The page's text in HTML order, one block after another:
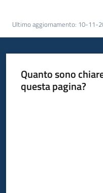
Ultimo aggiornamento: 10-11-
Quanto sono
questa pagina?